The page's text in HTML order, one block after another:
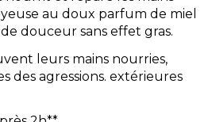
au doux parfum de miel
douceur sans effet gras.
leurs mains nourries,
des agressions. extérieures